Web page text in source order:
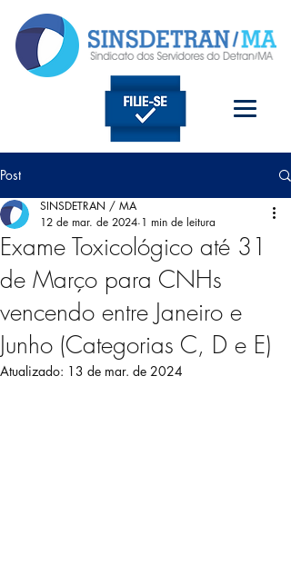
Post
Exame Toxicológico até 31
de Março para CNHs
vencendo entre Janeiro e
Junho (Categorias C, D e E)
SINSDETRAN / MA
12 de mar. de 2024 1 min de leitura
Atualizado: 13 de mar. de 2024